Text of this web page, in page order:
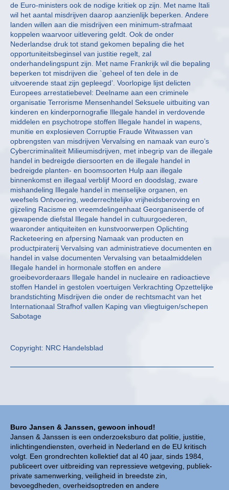
Buro Jansen & Janssen, gewoon inhoud!
Jansen & Janssen is een onderzoeksburo dat politie, justitie,
inlichtingendiensten, overheid in Nederland en de EU kritisch
volgt. Een grondrechten kollektief dat al 40 jaar, sinds 1984,
publiceert over uitbreiding van repressieve wetgeving, publiek-
private samenwerking, veiligheid in breedste zin,
bevoegdheden, overheidsoptreden en andere
de Euro-ministers ook de nodige kritiek op zijn. Met name Itali
wil het aantal misdrijven daarop aanzienlijk beperken. Andere
landen willen aan die misdrijven een minimum-strafmaat
koppelen waarvoor uitlevering geldt. Ook de onder
Nederlandse druk tot stand gekomen bepaling die het
opportuniteitsbeginsel van justitie regelt, zal
onderhandelingspunt zijn. Met name Frankrijk wil die bepaling
beperken tot misdrijven die `geheel of ten dele in de
uitvoerende staat zijn gepleegd’. Voorlopige lijst delicten
Europees arrestatiebevel: Deelname aan een criminele
organisatie Terrorisme Mensenhandel Seksuele uitbuiting van
kinderen en kinderpornografie Illegale handel in verdovende
middelen en psychotrope stoffen Illegale handel in wapens,
munitie en explosieven Corruptie Fraude Witwassen van
opbrengsten van misdrijven Vervalsing en namaak van euro’s
Cybercriminaliteit Milieumisdrijven, met inbegrip van de illegale
handel in bedreigde diersoorten en de illegale handel in
bedreigde planten- en boomsoorten Hulp aan illegale
binnenkomst en illegaal verblijf Moord en doodslag, zware
mishandeling Illegale handel in menselijke organen, en
weefsels Ontvoering, wederrechtelijke vrijheidsberoving en
gijzeling Racisme en vreemdelingenhaat Georganiseerde of
gewapende diefstal Illegale handel in cultuurgoederen,
waaronder antiquiteiten en kunstvoorwerpen Oplichting
Racketeering en afpersing Namaak van producten en
productpiraterij Vervalsing van administratieve documenten en
handel in valse documenten Vervalsing van betaalmiddelen
Illegale handel in hormonale stoffen en andere
groeibevorderaars Illegale handel in nucleaire en radioactieve
stoffen Handel in gestolen voertuigen Verkrachting Opzettelijke
brandstichting Misdrijven die onder de rechtsmacht van het
Internationaal Strafhof vallen Kaping van vliegtuigen/schepen
Sabotage
Copyright: NRC Handelsblad